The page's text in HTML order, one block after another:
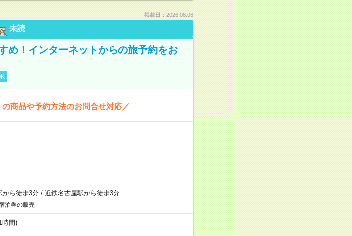
掲載日：2026.08.06
未読
め！インターネットからの旅予約をお
商品や予約方法のお問合せ対応／
から徒歩3分/ 近鉄名古屋駅から徒歩3分
泊券の販売
時間)